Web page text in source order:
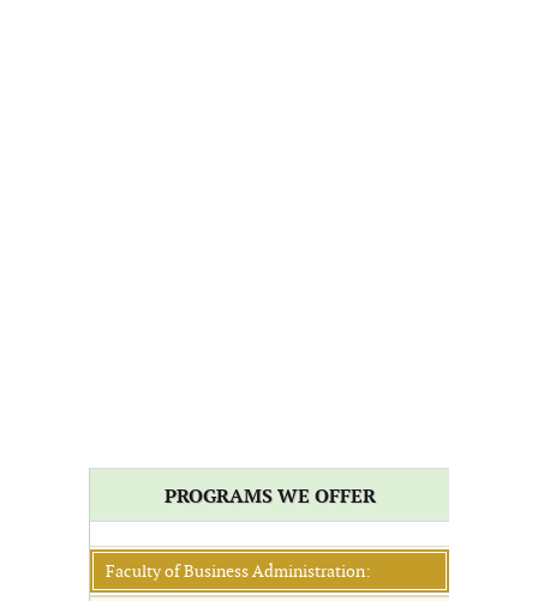
PROGRAMS WE OFFER
Faculty of Business Administration: